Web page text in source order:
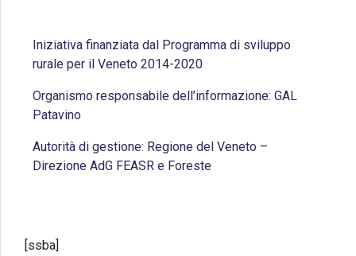
Iniziativa finanziata dal Programma di sviluppo
rurale per il Veneto 2014-2020
Organismo responsabile dell’informazione: GAL
Patavino
Autorità di gestione: Regione del Veneto –
Direzione AdG FEASR e Foreste
[ssba]